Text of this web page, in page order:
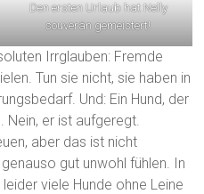
Den ersten Urlaub hat Nelly
souverän gemeistert!
Irrglauben: Fremde
Tun sie nicht, sie haben in
Und: Ein Hund, der
Nein, er ist aufgeregt.
aber das ist nicht
gut unwohl fühlen. In
viele Hunde ohne Leine